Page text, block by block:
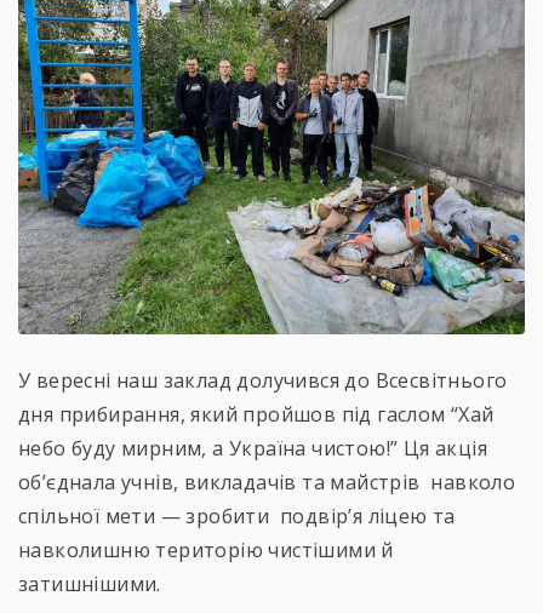
У вересні наш заклад долучився до Всесвітнього
дня прибирання, який пройшов під гаслом “Хай
небо буду мирним, а Україна чистою!” Ця акція
об’єднала учнів, викладачів та майстрів навколо
спільної мети — зробити подвір’я ліцею та
навколишню територію чистішими й
затишнішими.